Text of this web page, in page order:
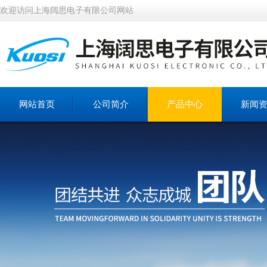
欢迎访问上海阔思电子有限公司网站
网站首页 公司简介 产品中心 新闻